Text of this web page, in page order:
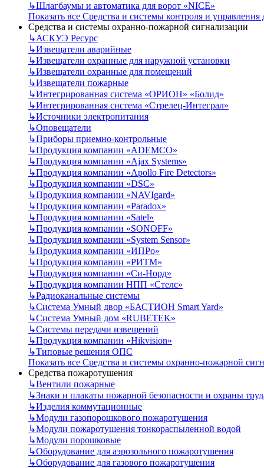
↳Шлагбаумы и автоматика для ворот «NICE»
Показать все Средства и системы контроля и управления
Средства и системы охранно-пожарной сигнализации
↳АСКУЭ Ресурс
↳Извещатели аварийные
↳Извещатели охранные для наружной установки
↳Извещатели охранные для помещений
↳Извещатели пожарные
↳Интегрированная система «ОРИОН» «Болид»
↳Интегрированная система «Стрелец-Интеграл»
↳Источники электропитания
↳Оповещатели
↳Приборы приемно-контрольные
↳Продукция компании «ADEMCO»
↳Продукция компании «Ajax Systems»
↳Продукция компании «Apollo Fire Detectors»
↳Продукция компании «DSC»
↳Продукция компании «NAVIgard»
↳Продукция компании «Paradox»
↳Продукция компании «Satel»
↳Продукция компании «SONOFF»
↳Продукция компании «System Sensor»
↳Продукция компании «ИПРо»
↳Продукция компании «РИТМ»
↳Продукция компании «Си-Норд»
↳Продукция компании НПП «Стелс»
↳Радиоканальные системы
↳Система Умный двор «БАСТИОН Smart Yard»
↳Система Умный дом «RUBETEK»
↳Системы передачи извещений
↳Продукция компании «Hikvision»
↳Типовые решения ОПС
Показать все Средства и системы охранно-пожарной
Средства пожаротушения
↳Вентили пожарные
↳Знаки и плакаты пожарной безопасности и охраны
↳Изделия коммутационные
↳Модули газопорошкового пожаротушения
↳Модули пожаротушения тонкораспыленной водой
↳Модули порошковые
↳Оборудование для аэрозольного пожаротушения
↳Оборудование для газового пожаротушения